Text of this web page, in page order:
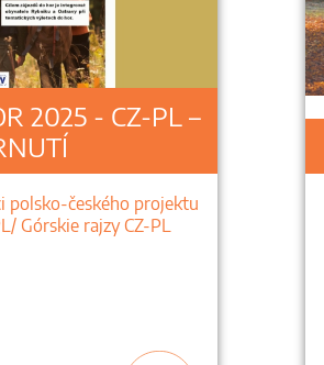
2025 - CZ-PL –
polsko-českého projektu
Górskie rajzy CZ-PL